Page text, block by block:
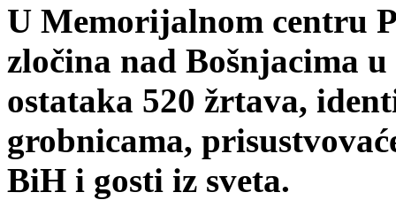
U Memorijalnom centru
zločina nad Bošnjacima
ostataka 520 žrtava,
grobnicama,
BiH i gosti iz sveta.